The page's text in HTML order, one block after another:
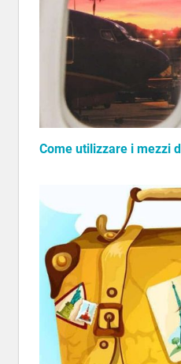
Come utilizzare i mezzi